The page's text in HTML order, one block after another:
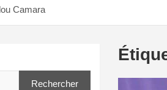
Camara
Rechercher